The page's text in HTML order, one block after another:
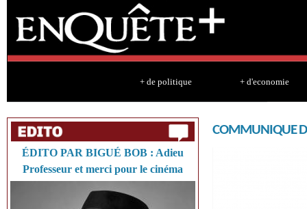
+ de politique + d'economie
ÉDITO PAR BIGUÉ BOB : Adieu
Professeur et merci pour le cinéma
COMMUNIQUE